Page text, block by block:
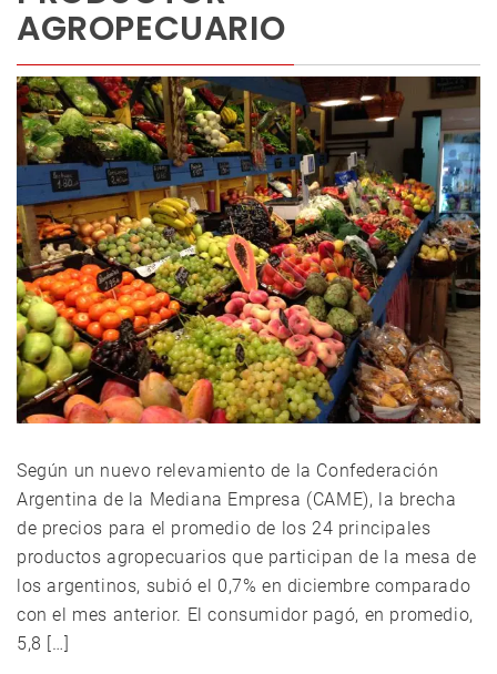
AGROPECUARIO
Según un nuevo relevamiento de la Confederación
Argentina de la Mediana Empresa (CAME), la brecha
de precios para el promedio de los 24 principales
productos agropecuarios que participan de la mesa de
los argentinos, subió el 0,7% en diciembre comparado
con el mes anterior. El consumidor pagó, en promedio,
5,8 […]